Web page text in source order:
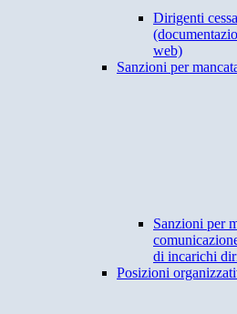
Dirigenti
web)
Sanzioni per
Sanzioni per
di incarichi
Posizioni